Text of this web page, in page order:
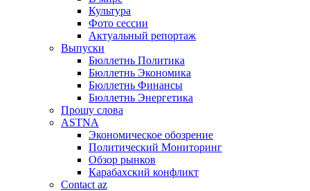
Культура
Фото сессии
Актуальный репортаж
Выпуски
Бюллетнь Политика
Бюллетнь Экономика
Бюллетнь Финансы
Бюллетнь Энергетика
Прошу слова
ASTNA
Экономическое обозрение
Политический Мониторинг
Обзор рынков
Карабахский конфликт
Contact az